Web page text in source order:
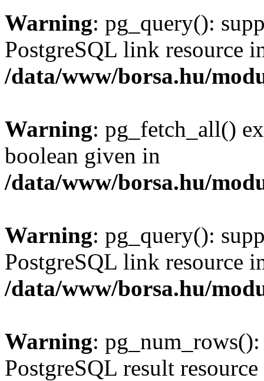
Warning: pg_query():
PostgreSQL link resource
/data/www/borsa.hu/
Warning: pg_fetch_all()
boolean given in
/data/www/borsa.hu/
Warning: pg_query():
PostgreSQL link resource
/data/www/borsa.hu/
Warning:
PostgreSQL result